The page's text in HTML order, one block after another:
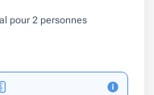
pour 2 personnes